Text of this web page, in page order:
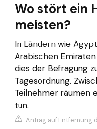
Wo stört ein
meisten?
In Ländern wie
Arabischen
dies der Befragung
Tagesordnung.
Teilnehmer räumen
tun.
Antrag auf Entfernung